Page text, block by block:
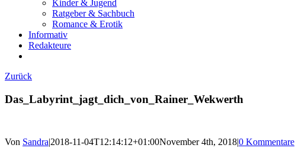
Kinder & Jugend
Ratgeber & Sachbuch
Romance & Erotik
Informativ
Redakteure
Zurück
Das_Labyrint_jagt_dich_von_Rainer_Wekwerth
Von Sandra|2018-11-04T12:14:12+01:00November 4th, 2018|0 Kommentare